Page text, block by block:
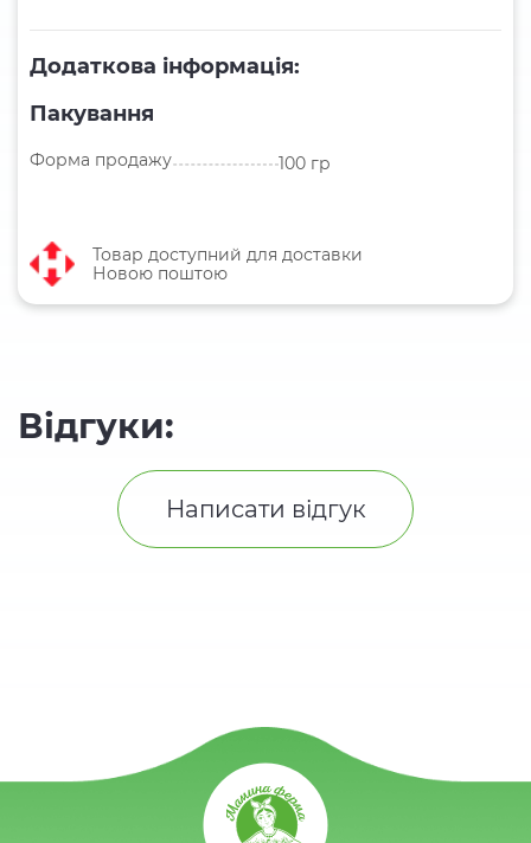
Додаткова інформація:
Пакування
Форма продажу 100 гр
Товар доступний для доставки
Новою поштою
Відгуки:
Написати відгук